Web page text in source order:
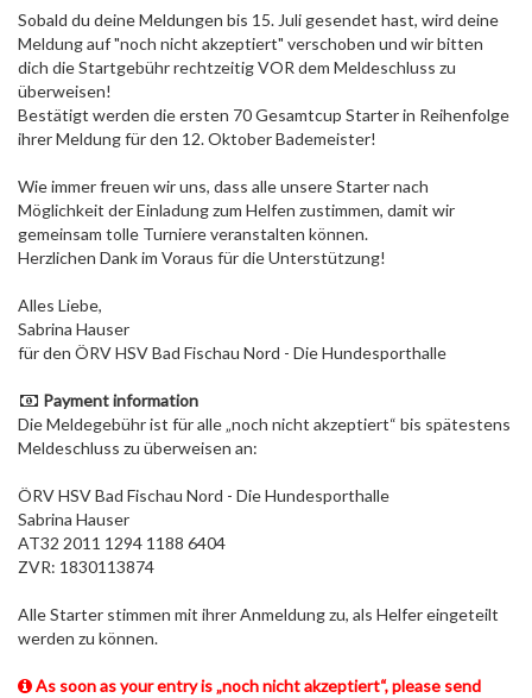
Sobald du deine Meldungen bis 15. Juli gesendet hast, wird deine
Meldung auf "noch nicht akzeptiert" verschoben und wir bitten
dich die Startgebühr rechtzeitig VOR dem Meldeschluss zu
überweisen!
Bestätigt werden die ersten 70 Gesamtcup Starter in Reihenfolge
ihrer Meldung für den 12. Oktober Bademeister!
Wie immer freuen wir uns, dass alle unsere Starter nach
Möglichkeit der Einladung zum Helfen zustimmen, damit wir
gemeinsam tolle Turniere veranstalten können.
Herzlichen Dank im Voraus für die Unterstützung!
Alles Liebe,
Sabrina Hauser
für den ÖRV HSV Bad Fischau Nord - Die Hundesporthalle
Payment information
Die Meldegebühr ist für alle „noch nicht akzeptiert“ bis spätestens
Meldeschluss zu überweisen an:
ÖRV HSV Bad Fischau Nord - Die Hundesporthalle
Sabrina Hauser
AT32 2011 1294 1188 6404
ZVR: 1830113874
Alle Starter stimmen mit ihrer Anmeldung zu, als Helfer eingeteilt
werden zu können.
As soon as your entry is „noch nicht akzeptiert“, please send